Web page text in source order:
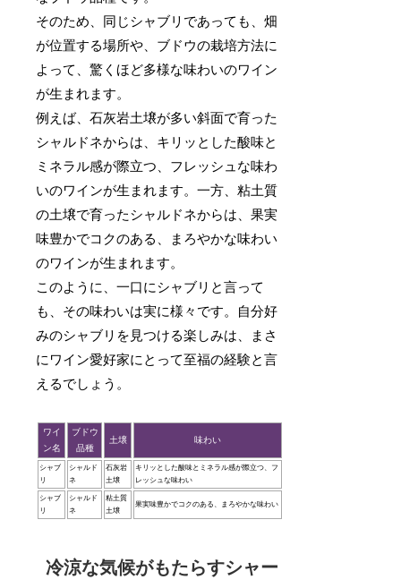
そのため、同じシャブリであっても、畑
が位置する場所や、ブドウの栽培方法に
よって、驚くほど多様な味わいのワイン
が生まれます。
例えば、石灰岩土壌が多い斜面で育った
シャルドネからは、キリッとした酸味と
ミネラル感が際立つ、フレッシュな味わ
いのワインが生まれます。一方、粘土質
の土壌で育ったシャルドネからは、果実
味豊かでコクのある、まろやかな味わい
のワインが生まれます。
このように、一口にシャブリと言って
も、その味わいは実に様々です。自分好
みのシャブリを見つける楽しみは、まさ
にワイン愛好家にとって至福の経験と言
えるでしょう。
ワイ
ン名
ブドウ
品種
土壌 味わい
シャブ
リ
シャルド
ネ
石灰岩
土壌
キリッとした酸味とミネラル感が際立つ、フ
レッシュな味わい
シャブ
リ
シャルド
ネ
粘土質
土壌
果実味豊かでコクのある、まろやかな味わい
冷涼な気候がもたらすシャー